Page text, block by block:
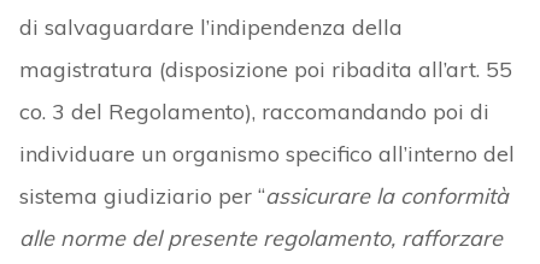
di salvaguardare l’indipendenza della
magistratura (disposizione poi ribadita all’art. 55
co. 3 del Regolamento), raccomandando poi di
individuare un organismo specifico all’interno del
sistema giudiziario per “assicurare la conformità
alle norme del presente regolamento, rafforzare